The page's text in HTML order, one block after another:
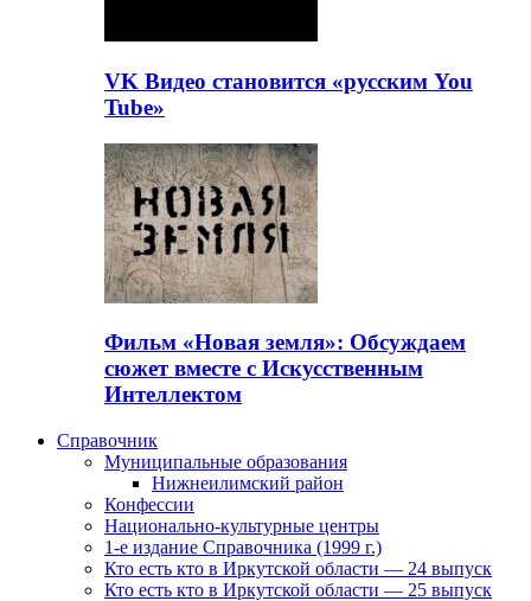
VK Видео становится «русским You
Tube»
Фильм «Новая земля»: Обсуждаем
сюжет вместе с Искусственным
Интеллектом
Справочник
Муниципальные образования
Нижнеилимский район
Конфессии
Национально-культурные центры
1-е издание Справочника (1999 г.)
Кто есть кто в Иркутской области — 24 выпуск
Кто есть кто в Иркутской области — 25 выпуск